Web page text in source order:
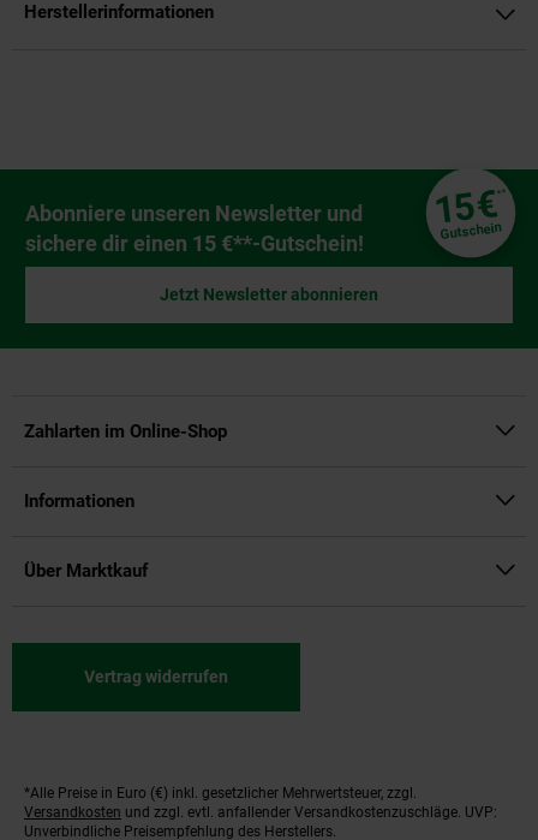
Herstellerinformationen
Newsletter Anmeldung
Abonniere unseren Newsletter und
sichere dir einen 15 €**-Gutschein!
15€**
Gutschein
Jetzt Newsletter abonnieren
Zahlarten im Online-Shop
Informationen
Über Marktkauf
Vertrag widerrufen
Fußnoten
*Alle Preise in Euro (€) inkl. gesetzlicher Mehrwertsteuer, zzgl.
Versandkosten und zzgl. evtl. anfallender Versandkostenzuschläge. UVP:
Unverbindliche Preisempfehlung des Herstellers.